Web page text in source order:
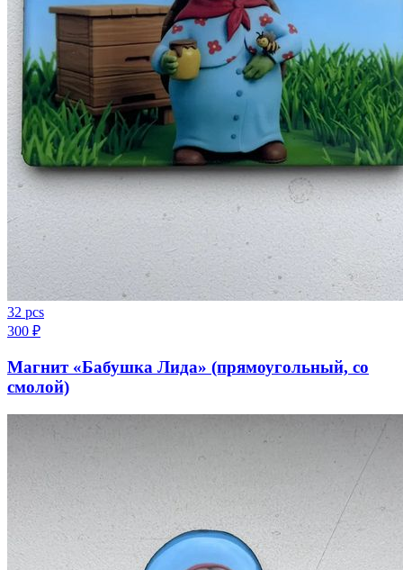
32 pcs
300 ₽
Магнит «Бабушка Лида» (прямоугольный, со
смолой)